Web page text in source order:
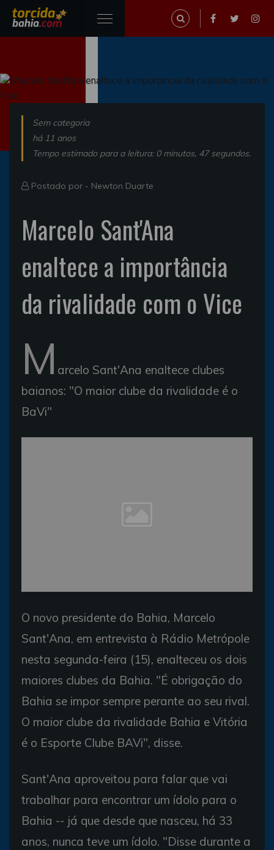
Sem categoria
há 11 anos
Tempo estimado para a leitura: 0 minutos, 47 segundos.
Postado por - Newton Duarte
Marcelo Sant'Ana
enaltece a importância
da rivalidade com o Vice
M arcelo Sant'Ana enaltece clubes
baianos: "O maior clube da rivalidade é o
BaVi"
O novo presidente do Bahia, Marcelo
Sant'Ana, em entrevista à Rádio Metrópole
nesta segunda-feira (15), enalteceu os dois
maiores clubes da Bahia. "É obrigação do
Bahia se impor sempre perante ao seu rival.
O maior clube da rivalidade Bahia e Vitória
é o Esporte Clube BAVi", disse.
Sant'Ana aproveitou para falar que vai
trabalhar para encontrar um ídolo para o
Bahia -- já que desde que nasceu, há 33
anos, nunca teve um ídolo. "Disse durante a